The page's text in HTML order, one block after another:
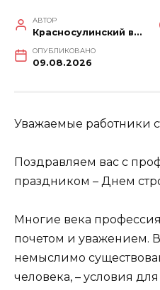
АВТОР
Красносулинский вестник
ОПУБЛИКОВАНО
09.08.2026
Уважаемые работники
Поздравляем вас с
праздником – Днем
Многие века
почетом и уважением.
немыслимо
человека, – условия